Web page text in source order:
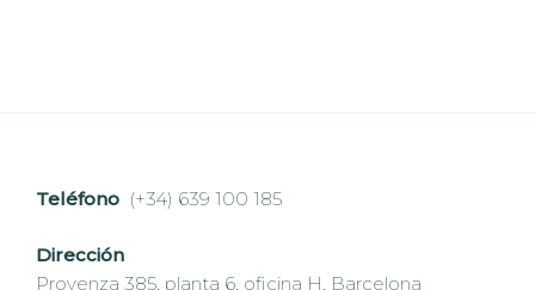
Teléfono (+34) 639 100 185
Dirección
Provenza 385, planta 6, oficina H, Barcelona